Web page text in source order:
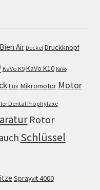
Bien Air Deckel Druckknopf
KaVo K9 KaVo K10 KaVo
Lux Mikromotor Motor
Dental Prophylaxe
Rotor
Schlüssel
Sprayvit 4000